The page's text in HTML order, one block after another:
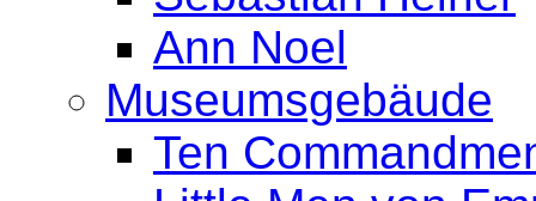
Ann Noel
Museumsgebäude
Ten